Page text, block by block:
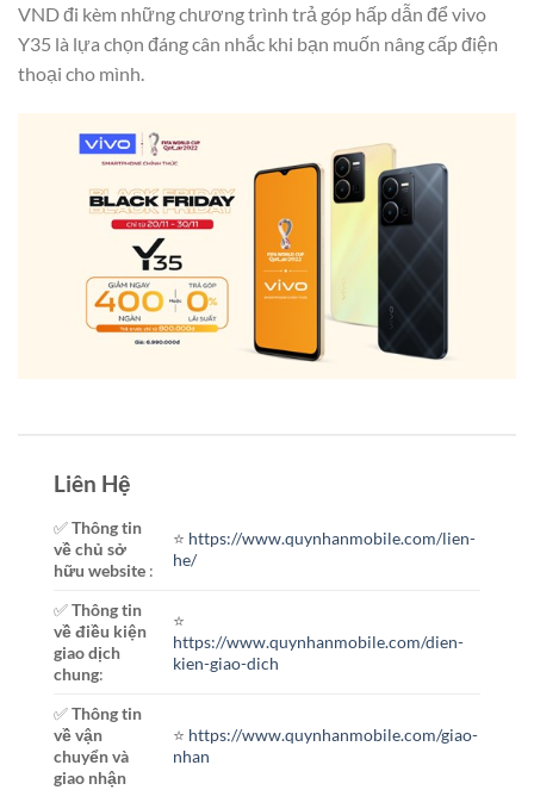
VND đi kèm những chương trình trả góp hấp dẫn để vivo
Y35 là lựa chọn đáng cân nhắc khi bạn muốn nâng cấp điện
thoại cho mình.
Liên Hệ
✅Thông tin
về chủ sở
hữu website :
⭐️ https://www.quynhanmobile.com/lien-
he/
✅Thông tin
về điều kiện
giao dịch
chung:
⭐️
https://www.quynhanmobile.com/dien-
kien-giao-dich
✅Thông tin
về vận
chuyển và
giao nhận
⭐️ https://www.quynhanmobile.com/giao-
nhan